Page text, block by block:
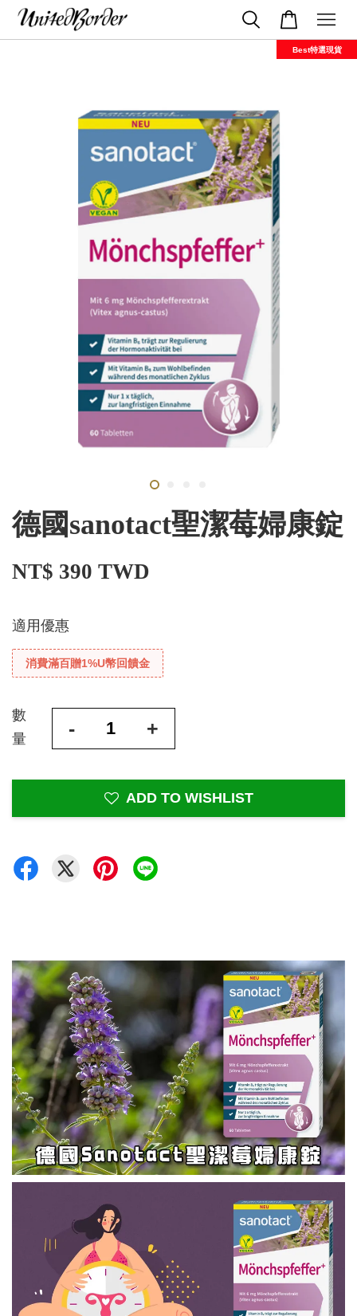
Best特選現貨
德國sanotact聖潔莓婦康錠
NT$ 390 TWD
適用優惠
消費滿百贈1%U幣回饋金
數
量
- +
ADD TO WISHLIST